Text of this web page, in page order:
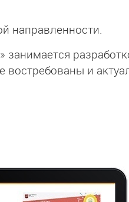
направленности.
востребованы и